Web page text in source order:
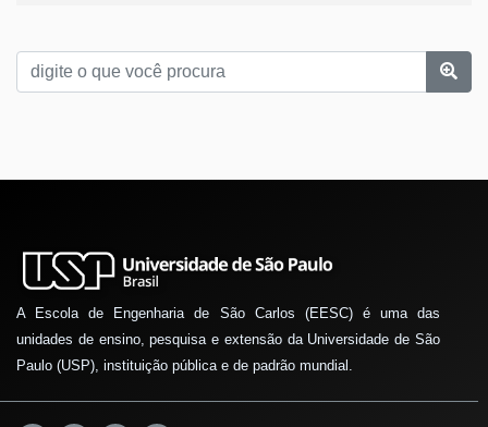
A Escola de Engenharia de São Carlos (EESC) é uma das
unidades de ensino, pesquisa e extensão da Universidade de São
Paulo (USP), instituição pública e de padrão mundial.